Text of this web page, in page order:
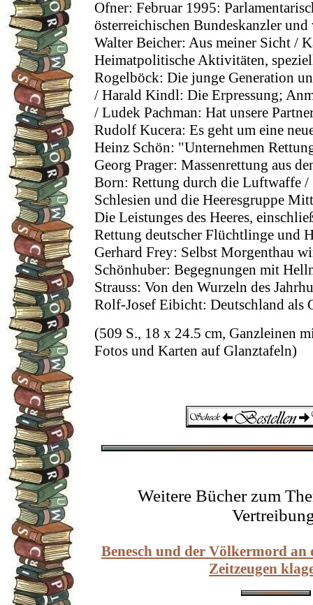
Ofner: Februar 1995:
österreichischen Bundeskanzler
Walter Beicher: Aus meiner Sicht /
Heimatpolitische Aktivitäten,
Rogelböck: Die junge Generation
/ Harald Kindl: Die Erpressung;
/ Ludek Pachman: Hat unsere
Rudolf Kucera: Es geht um eine
Heinz Schön: "Unternehmen
Georg Prager: Massenrettung aus
Born: Rettung durch die Luftwaffe /
Schlesien und die Heeresgruppe
Die Leistunges des Heeres,
Rettung deutscher Flüchtlinge und
Gerhard Frey: Selbst Morgenthau
Schönhuber: Begegnungen mit
Strauss: Von den Wurzeln des
Rolf-Josef Eibicht: Deutschland als
(509 S., 18 x 24.5 cm, Ganzleinen
Fotos und Karten auf Glanztafeln)
Weitere Bücher zum
Benesch und der Völkermord an
Zeitzeugen